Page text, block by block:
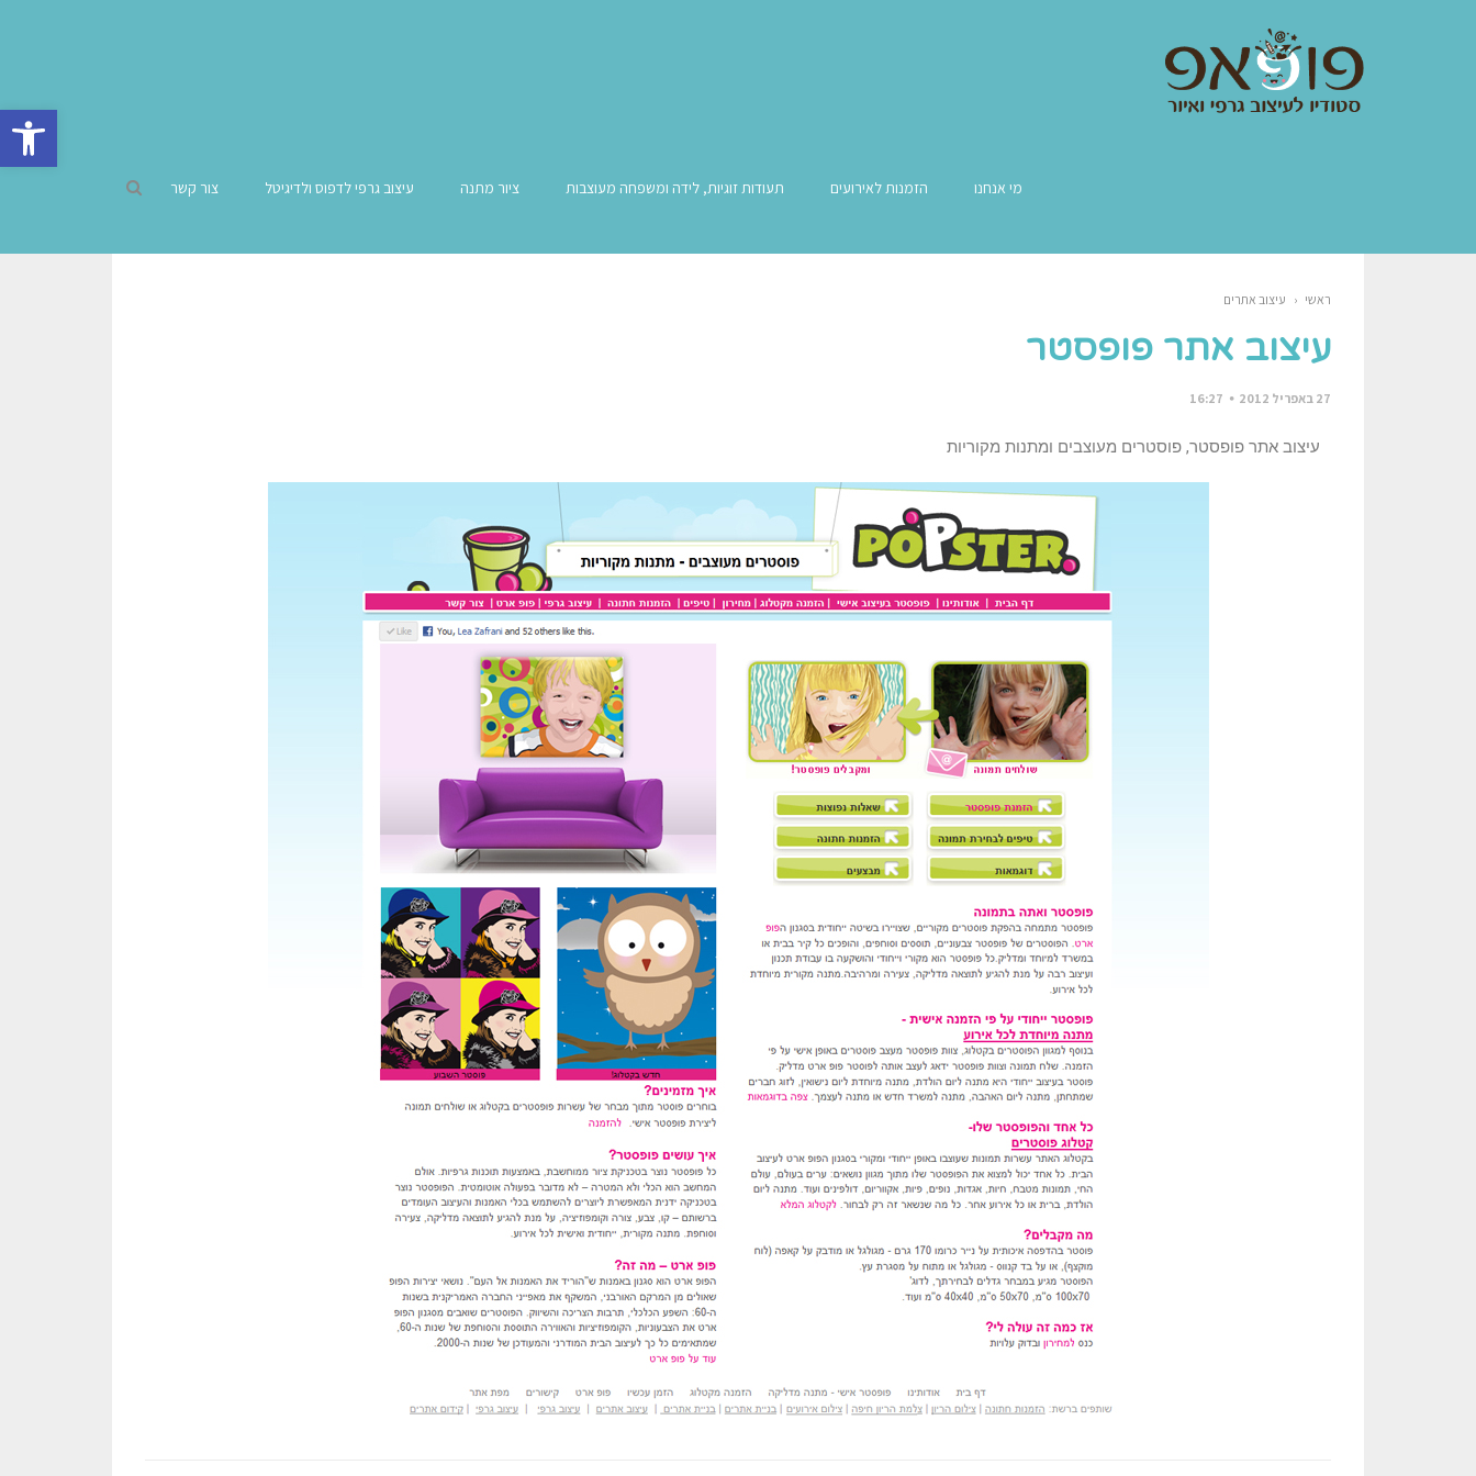
פתח
מי אנחנו הזמנות לאירועים תעודות זוגיות, לידה ומשפחה מעוצבות ציור מתנה עיצוב גרפי לדפוס ולדיגיטל צור קשר
ראשי ‹ עיצוב אתרים
עיצוב אתר פופסטר
27 באפריל 2012 16:27
עיצוב אתר פופסטר, פוסטרים מעוצבים ומתנות מקוריות